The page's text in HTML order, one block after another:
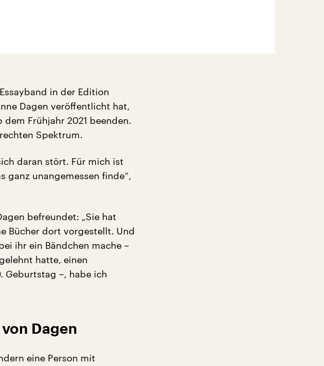
in der Edition
Dagen veröffentlicht hat,
Frühjahr 2021 beenden.
Spektrum.
daran stört. Für mich ist
ganz unangemessen finde“,
befreundet: „Sie hat
Bücher dort vorgestellt. Und
ihr ein Bändchen mache –
hatte, einen
Geburtstag –, habe ich
Dagen
eine Person mit